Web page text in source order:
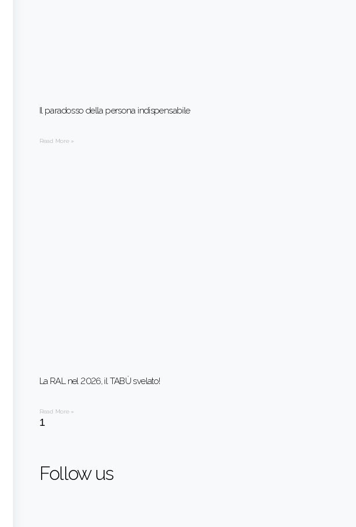
Il paradosso della persona indispensabile
Read More »
La RAL nel 2026, il TABÙ svelato!
Read More »
Follow us